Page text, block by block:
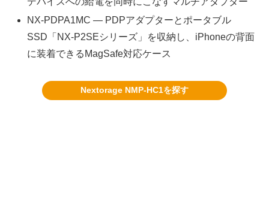
NX-PDPA1MC — PDPアダプターとポータブル
SSD「NX-P2SEシリーズ」を収納し、iPhoneの背面
に装着できるMagSafe対応ケース
Nextorage NMP-HC1を探す